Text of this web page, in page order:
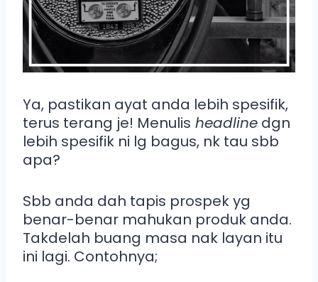
Ya, pastikan ayat anda lebih spesifik,
terus terang je! Menulis headline dgn
lebih spesifik ni lg bagus, nk tau sbb
apa?
Sbb anda dah tapis prospek yg
benar-benar mahukan produk anda.
Takdelah buang masa nak layan itu
ini lagi. Contohnya;